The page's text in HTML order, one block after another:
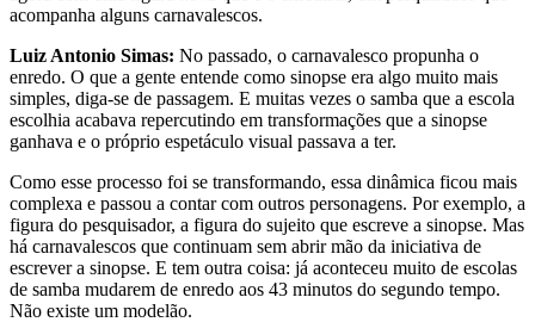
acompanha alguns carnavalescos.
Luiz Antonio Simas: No passado, o carnavalesco propunha o
enredo. O que a gente entende como sinopse era algo muito mais
simples, diga-se de passagem. E muitas vezes o samba que a escola
escolhia acabava repercutindo em transformações que a sinopse
ganhava e o próprio espetáculo visual passava a ter.
Como esse processo foi se transformando, essa dinâmica ficou mais
complexa e passou a contar com outros personagens. Por exemplo, a
figura do pesquisador, a figura do sujeito que escreve a sinopse. Mas
há carnavalescos que continuam sem abrir mão da iniciativa de
escrever a sinopse. E tem outra coisa: já aconteceu muito de escolas
de samba mudarem de enredo aos 43 minutos do segundo tempo.
Não existe um modelão.